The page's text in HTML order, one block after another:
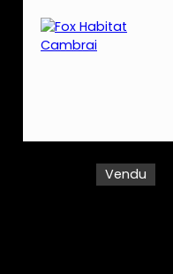
Vendu